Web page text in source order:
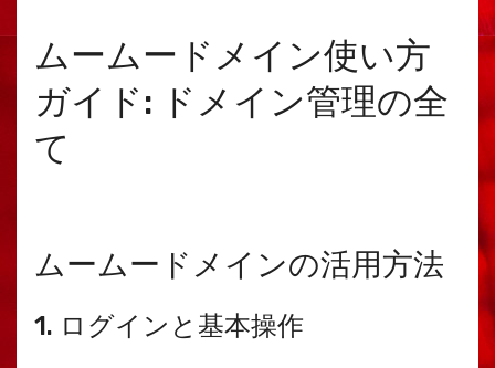
ムームードメイン使い方
ガイド: ドメイン管理の全
て
ムームードメインの活用方法
1. ログインと基本操作